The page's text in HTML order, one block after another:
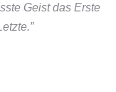
Geist das Erste